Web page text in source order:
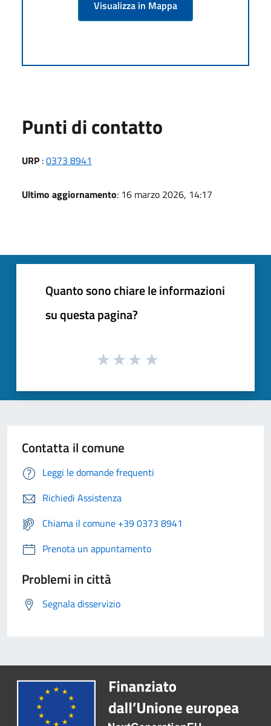
Visualizza in Mappa
Punti di contatto
URP :0373 8941
Ultimo aggiornamento: 16 marzo 2026, 14:17
Quanto sono chiare le informazioni
su questa pagina?
Contatta il comune
Leggi le domande frequenti
Richiedi Assistenza
Chiama il comune +39 0373 8941
Prenota un appuntamento
Problemi in città
Segnala disservizio